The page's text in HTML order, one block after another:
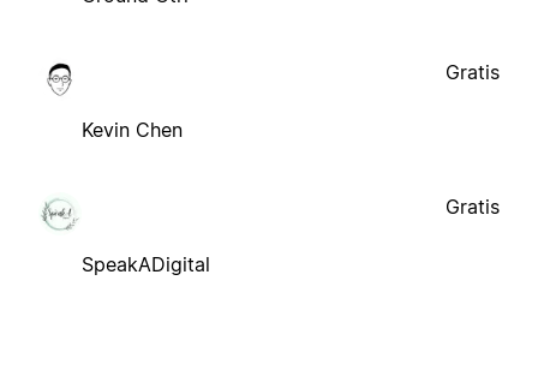
Kevin Chen
Gratis
SpeakADigital
Gratis